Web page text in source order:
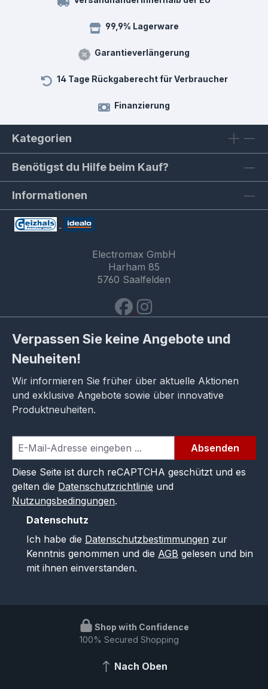
99,9% Lagerware
Garantieverlängerung
14 Tage Rückgaberecht für Verbraucher
Finanzierung
Kategorien
Benötigst du Hilfe beim Kauf?
Informationen
Electromax GmbH
Harham 85
5760 Saalfelden
Verpassen Sie keine Angebote und
Neuheiten!
Wir informieren Sie früher über aktuelle Aktionen
und exklusive Angebote sowie über innovative
Produktneuheiten.
Absenden
Diese Seite ist durch reCAPTCHA geschützt und es
gelten die Datenschutzrichtlinie und
Nutzungsbedingungen.
Datenschutz
Ich habe die Datenschutzbestimmungen zur
Kenntnis genommen und die AGB gelesen und bin
mit ihnen einverstanden.
Shop with Confidence
100% Secured Shopping
Nach Oben